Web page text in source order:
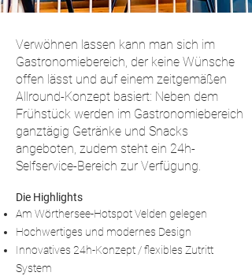
Verwöhnen lassen kann man sich im
Gastronomiebereich, der keine Wünsche
offen lässt und auf einem zeitgemäßen
Allround-Konzept basiert: Neben dem
Frühstück werden im Gastronomiebereich
ganztägig Getränke und Snacks
angeboten, zudem steht ein 24h-
Selfservice-Bereich zur Verfügung.
Die Highlights
Am Wörthersee-Hotspot Velden gelegen
Hochwertiges und modernes Design
Innovatives 24h-Konzept / flexibles Zutritt
System